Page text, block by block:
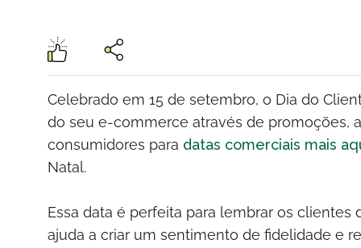
Celebrado em 15 de setembro, o Dia do
do seu e-commerce através de promoções,
consumidores para datas comerciais mais
Natal.
Essa data é perfeita para lembrar os
ajuda a criar um sentimento de fidelidade e